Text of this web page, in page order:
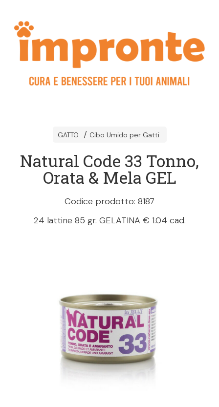
GATTO Cibo Umido per Gatti
Natural Code 33 Tonno,
Orata & Mela GEL
Codice prodotto: 8187
24 lattine 85 gr. GELATINA € 1.04 cad.